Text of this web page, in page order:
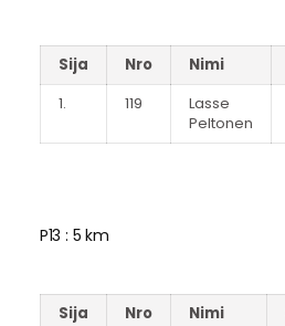
Sija Nro Nimi
1.
119
Lasse
Peltonen
P13 : 5 km
Sija Nro Nimi